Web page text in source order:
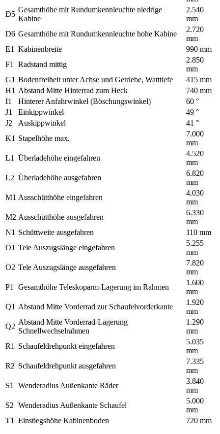
D5
Gesamthöhe mit Rundumkennleuchte niedrige
Kabine
2.540
mm
D6 Gesamthöhe mit Rundumkennleuchte hohe Kabine
2.720
mm
E1
Kabinenbreite
990 mm
F1
Radstand mittig
2.850
mm
G1 Bodenfreiheit unter Achse und Getriebe, Watttiefe
415 mm
H1 Abstand Mitte Hinterrad zum Heck
740 mm
I1
Hinterer Anfahrwinkel (Böschungswinkel)
60 °
J1
Einkippwinkel
49 °
J2
Auskippwinkel
41 °
K1 Stapelhöhe max.
7.000
mm
L1
Überladehöhe eingefahren
4.520
mm
L2 Überladehöhe ausgefahren
6.820
mm
M1 Ausschütthöhe eingefahren
4.030
mm
M2 Ausschütthöhe ausgefahren
6.330
mm
N1 Schüttweite ausgefahren
110 mm
O1 Tele Auszugslänge eingefahren
5.255
mm
O2 Tele Auszugslänge ausgefahren
7.820
mm
P1
Gesamthöhe Teleskoparm-Lagerung im Rahmen
1.600
mm
Q1 Abstand Mitte Vorderrad zur Schaufelvorderkante
1.920
mm
Q2
Abstand Mitte Vorderrad-Lagerung
Schnellwechselrahmen
1.290
mm
R1
Schaufeldrehpunkt eingefahren
5.035
mm
R2 Schaufeldrehpunkt ausgefahren
7.335
mm
S1
Wenderadius Außenkante Räder
3.840
mm
S2 Wenderadius Außenkante Schaufel
5.000
mm
T1
Einstiegshöhe Kabinenboden 720 mm